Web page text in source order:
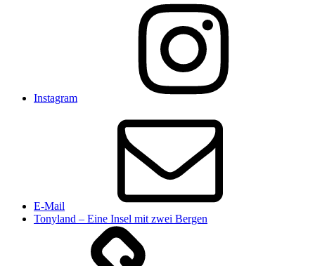
Instagram
E-Mail
Tonyland – Eine Insel mit zwei Bergen